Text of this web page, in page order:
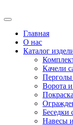
Главная
О нас
Каталог
Качели
Ворота
Покраска
Беседки
Навесы